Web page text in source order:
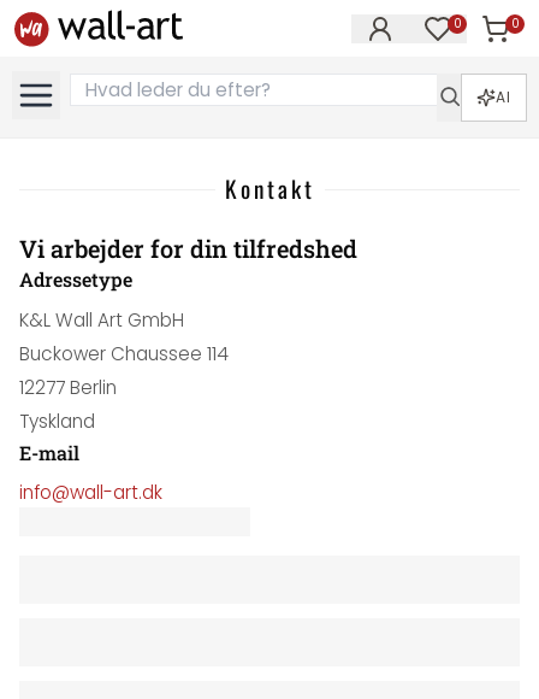
0 0
Varer
AI
Kontakt
Vi arbejder for din tilfredshed
Adressetype
K&L Wall Art GmbH
Buckower Chaussee 114
12277 Berlin
Tyskland
E-mail
info@wall-art.dk